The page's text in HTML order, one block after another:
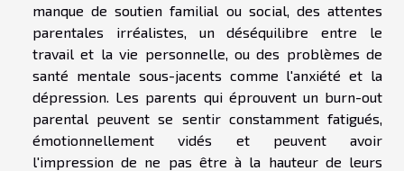
manque de soutien familial ou social, des attentes
parentales irréalistes, un déséquilibre entre le
travail et la vie personnelle, ou des problèmes de
santé mentale sous-jacents comme l'anxiété et la
dépression. Les parents qui éprouvent un burn-out
parental peuvent se sentir constamment fatigués,
émotionnellement vidés et peuvent avoir
l'impression de ne pas être à la hauteur de leurs